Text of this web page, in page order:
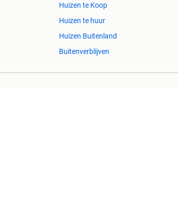
Huizen te Koop
Huizen te huur
Huizen Buitenland
Buitenverblijven